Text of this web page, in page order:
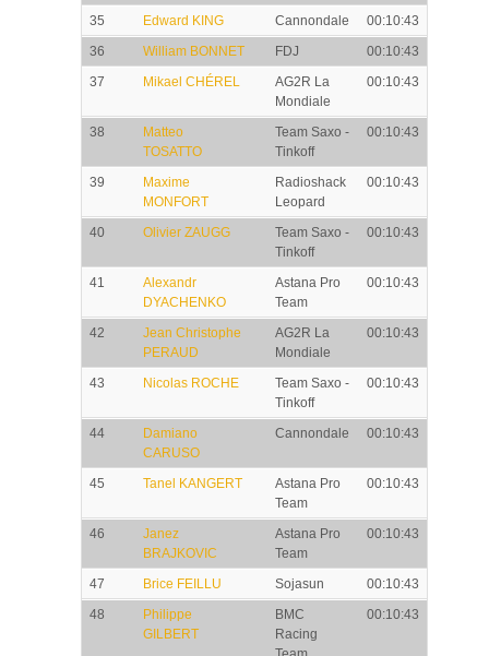
35 Edward KING Cannondale
00:10:43
36
William BONNET FDJ
00:10:43
37
Mikael CHÉREL
AG2R La
Mondiale
00:10:43
38
Matteo
TOSATTO
Team Saxo -
Tinkoff
00:10:43
39
Maxime
MONFORT
Radioshack
Leopard
00:10:43
40 Olivier ZAUGG
Team Saxo -
Tinkoff
00:10:43
41
Alexandr
DYACHENKO
Astana Pro
Team
00:10:43
42
Jean Christophe
PERAUD
AG2R La
Mondiale
00:10:43
43 Nicolas ROCHE
Team Saxo -
Tinkoff
00:10:43
44
Damiano
CARUSO
Cannondale 00:10:43
45 Tanel KANGERT
Astana Pro
Team
00:10:43
46
Janez
BRAJKOVIC
Astana Pro
Team
00:10:43
47 Brice FEILLU Sojasun
00:10:43
48
Philippe
GILBERT
BMC
Racing
00:10:43